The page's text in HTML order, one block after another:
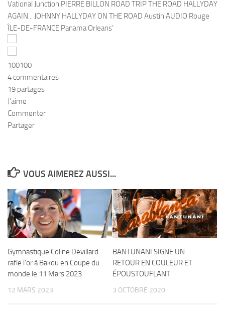
100100
4 commentaires
19 partages
J’aime
Commenter
Partager
VOUS AIMEREZ AUSSI...
Gymnastique Coline Devillard
rafle l’or à Bakou en Coupe du
monde le 11 Mars 2023
12 MARS 2023
BANTUNANI SIGNE UN
RETOUR EN COULEUR ET
ÉPOUSTOUFLANT
3 OCTOBRE 2020